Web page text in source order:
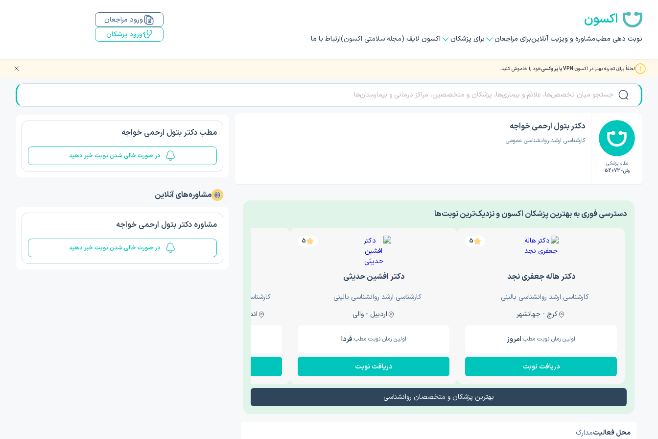
اکسون
نوبت دهی مطبمشاوره و ویزیت آنلاینبرای مراجعان برای پزشکان اکسون لایف (مجله سلامتی اکسون)ارتباط با ما
ورود مراجعان
ورود پزشکان
لطفاً برای تجربه بهتر در اکسون،VPN یا پروکسی خود را خاموش کنید. صفحه اصلی/دکتر روانشناسی/دکتر بتول ارحمی خواجه
نظام پزشکی
رش-52073
دکتر بتول ارحمی خواجه
کارشناسی ارشد روانشناسی عمومی
5
دکتر هاله جعفری نجد
کارشناسی ارشد روانشناسی بالینی
کرج - جهانشهر
اولین زمان نوبت مطب:امروز
دریافت نوبت
5
دکتر افشین حدیثی
کارشناسی ارشد روانشناسی بالینی
اردبیل - والی
اولین زمان نوبت مطب:فردا
دریافت نوبت
5
کارشناسی ارشد روان‌شناسی اسلامی مثبت گرا
اندیشه - اندیشه فاز دو , 1 مطب دیگر ...
بهترین پزشکان و متخصصان روانشناسی
محل فعالیتمدارک
مطب دکتر بتول ارحمی خواجه
در صورت خالی شدن نوبت خبر دهید
مشاوره‌های آنلاین
مشاوره دکتر بتول ارحمی خواجه
در صورت خالی شدن نوبت خبر دهید